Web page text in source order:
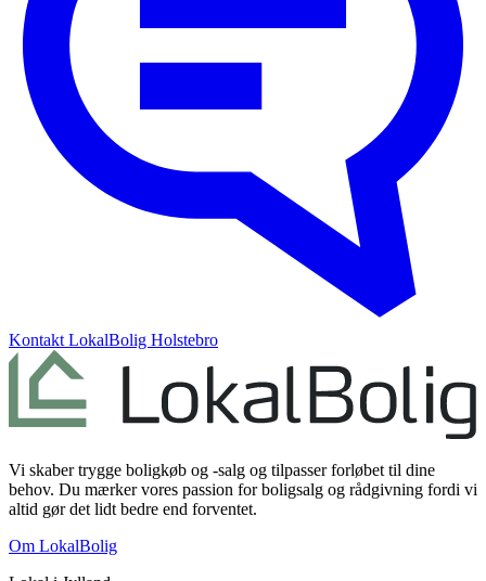
Kontakt LokalBolig Holstebro
Vi skaber trygge boligkøb og -salg og tilpasser forløbet til dine
behov. Du mærker vores passion for boligsalg og rådgivning fordi vi
altid gør det lidt bedre end forventet.
Om LokalBolig